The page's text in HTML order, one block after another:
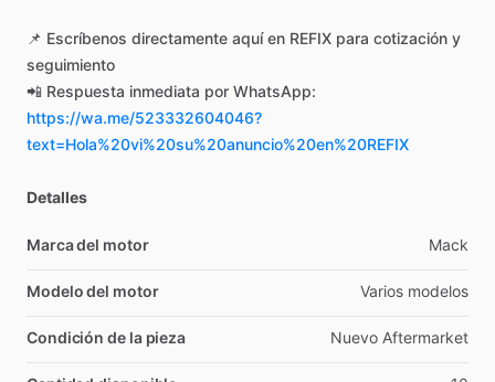
📌 Escríbenos directamente aquí en REFIX para cotización y
seguimiento
📲 Respuesta inmediata por WhatsApp:
https://wa.me/523332604046?
text=Hola%20vi%20su%20anuncio%20en%20REFIX
Detalles
Marca del motor Mack
Modelo del motor Varios modelos
Condición de la pieza Nuevo Aftermarket